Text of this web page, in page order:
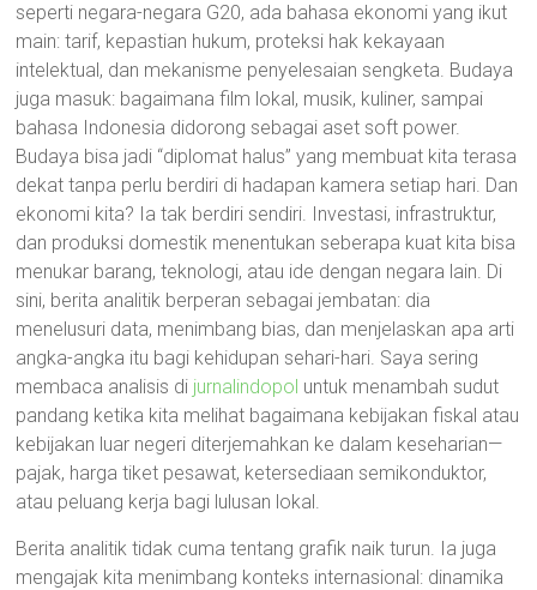
seperti negara-negara G20, ada bahasa ekonomi yang ikut
main: tarif, kepastian hukum, proteksi hak kekayaan
intelektual, dan mekanisme penyelesaian sengketa. Budaya
juga masuk: bagaimana film lokal, musik, kuliner, sampai
bahasa Indonesia didorong sebagai aset soft power.
Budaya bisa jadi “diplomat halus” yang membuat kita terasa
dekat tanpa perlu berdiri di hadapan kamera setiap hari. Dan
ekonomi kita? Ia tak berdiri sendiri. Investasi, infrastruktur,
dan produksi domestik menentukan seberapa kuat kita bisa
menukar barang, teknologi, atau ide dengan negara lain. Di
sini, berita analitik berperan sebagai jembatan: dia
menelusuri data, menimbang bias, dan menjelaskan apa arti
angka-angka itu bagi kehidupan sehari-hari. Saya sering
membaca analisis di jurnalindopol untuk menambah sudut
pandang ketika kita melihat bagaimana kebijakan fiskal atau
kebijakan luar negeri diterjemahkan ke dalam keseharian—
pajak, harga tiket pesawat, ketersediaan semikonduktor,
atau peluang kerja bagi lulusan lokal.
Berita analitik tidak cuma tentang grafik naik turun. Ia juga
mengajak kita menimbang konteks internasional: dinamika